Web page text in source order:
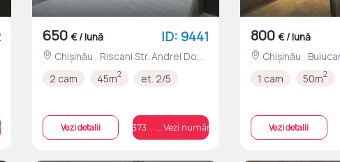
650 € / lună ID: 9441
2 cam 45m2 et. 2/5
Vezi detalii +373 .. ... Vezi numărul
800 € / lună
1 cam 50m2
Vezi detalii